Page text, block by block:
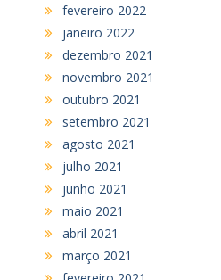
fevereiro 2022
janeiro 2022
dezembro 2021
novembro 2021
outubro 2021
setembro 2021
agosto 2021
julho 2021
junho 2021
maio 2021
abril 2021
março 2021